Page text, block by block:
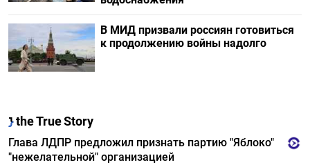
В МИД призвали россиян готовиться
к продолжению войны надолго